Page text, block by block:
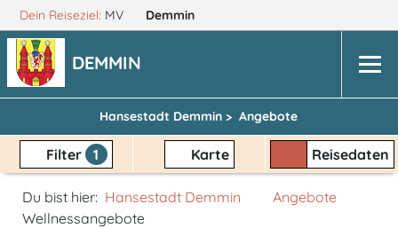
Dein Reiseziel: MV Demmin
DEMMIN
Hansestadt Demmin > Angebote
Filter 1 Karte Reisedaten
Du bist hier: Hansestadt Demmin
Angebote
Wellnessangebote